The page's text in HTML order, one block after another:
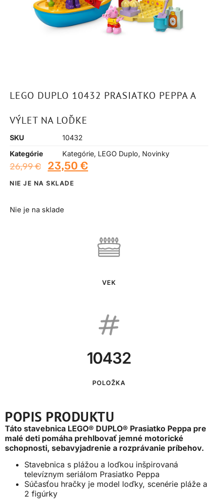
LEGO DUPLO 10432 PRASIATKO PEPPA A
VÝLET NA LOĎKE
SKU
10432
Kategórie
Kategórie, LEGO Duplo, Novinky
26,99€ 23,50 €
NIE JE NA SKLADE
Nie je na sklade
VEK
10432
POLOŽKA
POPIS PRODUKTU
Táto stavebnica LEGO® DUPLO® Prasiatko Peppa pre
malé deti pomáha prehlbovať jemné motorické
schopnosti, sebavyjadrenie a rozprávanie príbehov.
Stavebnica s plážou a loďkou inšpirovaná
televíznym seriálom Prasiatko Peppa
Súčasťou hračky je model loďky, scenérie pláže a
2 figúrky